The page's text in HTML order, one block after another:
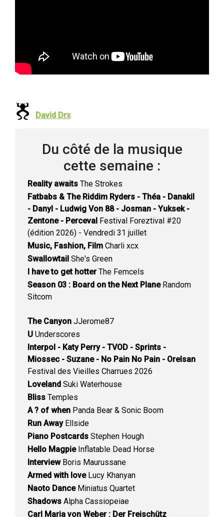
David Drx
Du côté de la musique
cette semaine :
Reality awaits The Strokes
Fatbabs & The Riddim Ryders - Théa - Danakil
- Danyl - Ludwig Von 88 - Josman - Yuksek -
Zentone - Perceval Festival Foreztival #20
(édition 2026) - Vendredi 31 juillet
Music, Fashion, Film Charli xcx
Swallowtail She's Green
I have to get hotterThe Femcels
Season 03 : Board on the Next PlaneRandom
Sitcom
The Canyon JJerome87
U Underscores
Interpol - Katy Perry - TVOD - Sprints -
Miossec - Suzane - No Pain No Pain - Orelsan
Festival des Vieilles Charrues 2026
Loveland Suki Waterhouse
Bliss Temples
A ? of when Panda Bear & Sonic Boom
Run AwayEllside
Piano Postcards Stephen Hough
Hello MagpieInflatable Dead Horse
InterviewBoris Maurussane
Armed with loveLucy Khanyan
Naoto DanceMiniatus Quartet
Shadows Alpha Cassiopeiae
Carl Maria von Weber : Der Freischütz